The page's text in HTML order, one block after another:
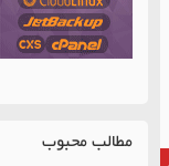
مطالب محبوب